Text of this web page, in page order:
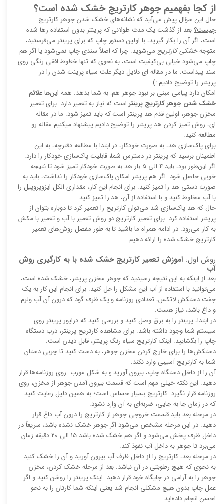
از کجا بفهمیم جوهر کارتریج خشک شده است؟
حال این سؤال پیش می‌آید کهنشانه‌های خشک شدن جوهر کارتریج
چیست؟بعد از گذشت یک مدت طولانی که پرینتر بدون استفاده رها شده
است، اگر آن را بکار گیرید، با اولین دستور چاپ که برای پرینتر می‌فرستید،
متوجهخشکی کارتریج می‌شوید. چرا که اصلاً سندی چاپ نمی‌شود یا اگر هم
چاپ می‌شود خیلی بی‌کیفیت است، به نحوی که تنها خطوط افقی رنگی روی
سند پیداست. ما در مقاله ای دلایل دیگر علت سیاه پرینت شدن را در
پرینتر را توضیح دادیم :)
امکان دارد پیامی مبنی بر نبود جوهر هم، به شما بدهد. همه این‌هاعلائم
خشک شدن جوهر کارتریج پرینتر است که نیاز به تعمیر دارد. برای تعمیر
مخزن جوهر، اولین قدم هد پرینتر است که باید تمیز شود. ما در مقاله
ای، روش تمیز کردن هد پرینتر را توضیح دادیم پیشنهاد میکنیم مقاله رو
مطالعه کنید.
برای پاک‌سازی هد، به صورت خودکار، در ابتدا با مطالعه دفترچه، به این
اطمینان برسید که پرینتر در دسترس شما، قابلیت پاک‌سازی خودکار را دارد.
اگر این‌طور بود، باید 4 الی 5 بار هد به صورت خودکار تمیز شود تا نتیجه
خوبی حاصل شود. اگر هم پرینتر امکان پاک‌سازی خودکار را نداشت، باید به
صورت دستی هد را تمیز کنید. برای انجام این کار، مقداری الکل ایزوپروپیل را
با آب مخلوط کنید و با استفاده از آن، هد را تمیز کنید.
حال که هد پاک‌سازی شد می‌توان کارتریج را تعمیر کرد تا دوباره بتوان از
پرینتر استفاده کرد. برایتعمیر کارتریج دو روش تعمیر با آب و تعمیر با مکش
به کار می‌رود. در ادامه همراه ما باشید تا به طور مفصل روش‌های تعمیر
کارتریج خشک شده را ارائه دهیم.
روش اول: آموزش تعمیر کارتریج خشک شده با به کارگیری روش
آب
بعد از اینکه به این نتیجه رسیدید که جوهر مخزن پرینتر، خشک شده است،
می‌توانید با استفاده از آب این مشکل را حل کنید. برای انجام این کار به یک
جفت دستکش لاتکس، تعدادی روزنامه و یک ظرف گود که درون آن آب ولرم
و داغ باشد، نیاز هست.
در ابتدا، پرینتر را به برق وصل کنید و بررسی کنید که درایور پرینتر روی
سیستم شما وجود داشته باشد. برای مشاهده کارتریج پرینتر، درب دستگاه
چاپ را بگشایید. اینک کارتریج سیاه رنگ پرینتر، قابل دیدن است.
دستکش‌ها را برای خارج کردن مخزن جوهر، به دست کنید تا چربی دستان
شما به کارتریج آسیبی وارد نکند.
آن را از داخل دستگاه چاپ، بیرون آورید و به شکل مورب روی روزنامه‌ها قرار
دهید. این نکته خیلی مهم است که قسمت بیرون آمدن جوهر از مخزن، روی
روزنامه قرار نگیرد. کارتریج بسیار حساس است؛ به همین دلیل رعایت کنید
که در زمان جا به جایی، ضربه‌ای به آن وارد نشود.
در مرحله بعد باید قسمت خروجی جوهر از کارتریج را درون آب داغ قرار
دهید. در این مرحله مشخص می‌شود اگر جوهر خشک نشده باشد، سریعاً در
داخل ظرف پخش می‌شود و اگر هم خشک شده باشد 15 الی 20 دقیقه زمان
می‌برد تا جوهر به داخل آب نفوذ کند.
در مرحله بعد، کارتریج را از داخل ظرف آب بیرون آورید و آن را خشک کنید
به نحوی که هیچ رطوبتی در آن نباشد. بعد از مرحله خشک کردن، مخزن
جوهر را به آرامی در جایگاه خود قرار دهید. اینک پرینتر را روشن کنید و اگر
عمل چاپ بدون هیچ مشکلی انجام شد یعنی اینکه شما کارتان را به نحو
احسن انجام داده‌اید.